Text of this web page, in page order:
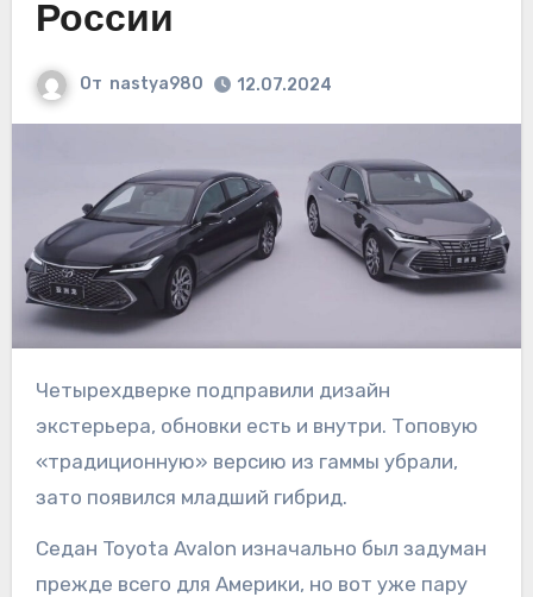
России
От nastya980 12.07.2024
Четырехдверке подправили дизайн
экстерьера, обновки есть и внутри. Топовую
«традиционную» версию из гаммы убрали,
зато появился младший гибрид.
Седан Toyota Avalon изначально был задуман
прежде всего для Америки, но вот уже пару